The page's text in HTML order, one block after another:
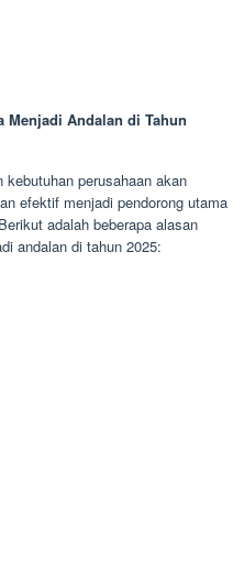
Menjadi Andalan di Tahun
kebutuhan perusahaan akan
efektif menjadi pendorong utama
adalah beberapa alasan
andalan di tahun 2025: